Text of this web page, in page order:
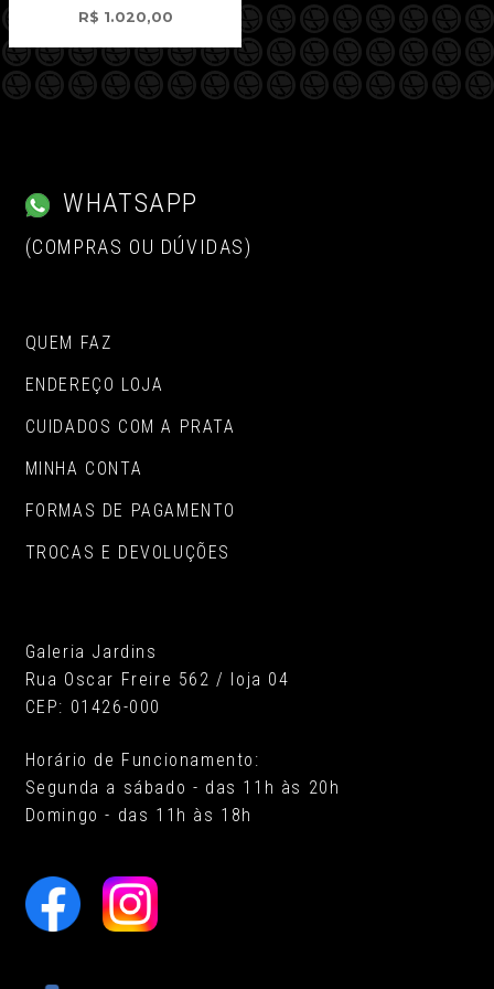
R$ 1.020,00
WHATSAPP
(COMPRAS OU DÚVIDAS)
QUEM FAZ
ENDEREÇO LOJA
CUIDADOS COM A PRATA
MINHA CONTA
FORMAS DE PAGAMENTO
TROCAS E DEVOLUÇÕES
Galeria Jardins
Rua Oscar Freire 562 / loja 04
CEP: 01426-000
Horário de Funcionamento:
Segunda a sábado - das 11h às 20h
Domingo - das 11h às 18h